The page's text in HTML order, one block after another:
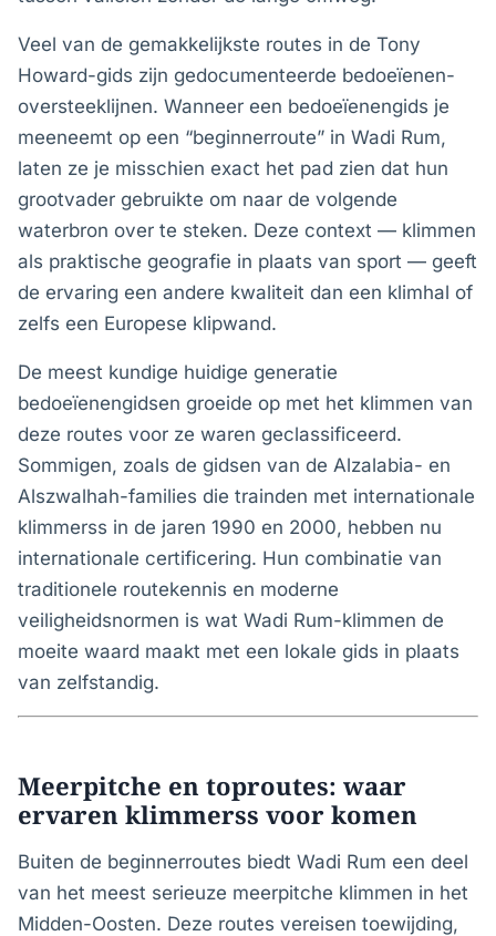
Veel van de gemakkelijkste routes in de Tony
Howard-gids zijn gedocumenteerde bedoeïenen-
oversteeklijnen. Wanneer een bedoeïenengids je
meeneemt op een “beginnerroute” in Wadi Rum,
laten ze je misschien exact het pad zien dat hun
grootvader gebruikte om naar de volgende
waterbron over te steken. Deze context — klimmen
als praktische geografie in plaats van sport — geeft
de ervaring een andere kwaliteit dan een klimhal of
zelfs een Europese klipwand.
De meest kundige huidige generatie
bedoeïenengidsen groeide op met het klimmen van
deze routes voor ze waren geclassificeerd.
Sommigen, zoals de gidsen van de Alzalabia- en
Alszwalhah-families die trainden met internationale
klimmerss in de jaren 1990 en 2000, hebben nu
internationale certificering. Hun combinatie van
traditionele routekennis en moderne
veiligheidsnormen is wat Wadi Rum-klimmen de
moeite waard maakt met een lokale gids in plaats
van zelfstandig.
Meerpitche en toproutes: waar
ervaren klimmerss voor komen
Buiten de beginnerroutes biedt Wadi Rum een deel
van het meest serieuze meerpitche klimmen in het
Midden-Oosten. Deze routes vereisen toewijding,